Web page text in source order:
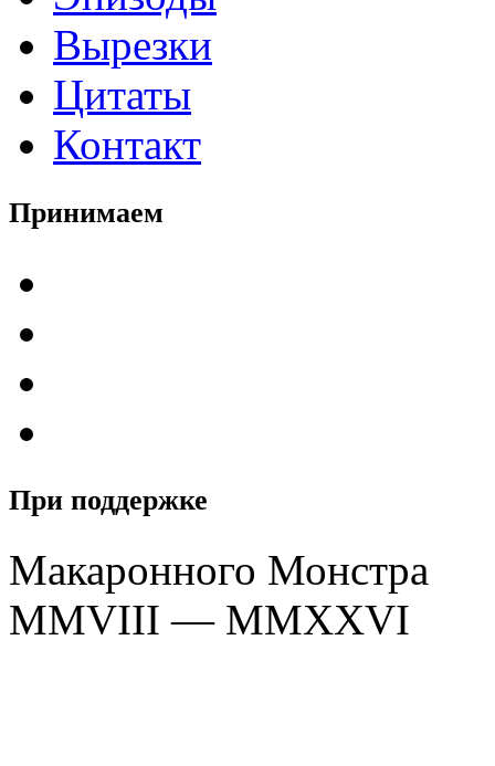
Вырезки
Цитаты
Контакт
Принимаем
При поддержке
Макаронного Монстра
MMVIII — MMXXVI